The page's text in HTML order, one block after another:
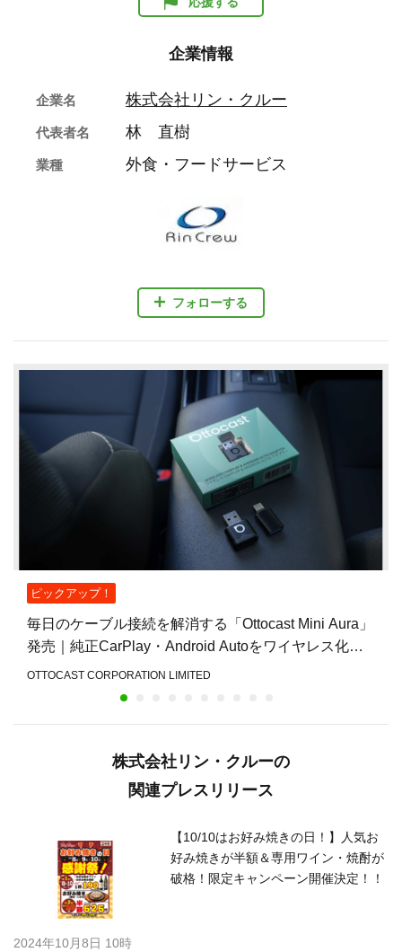
企業情報
フォローする
企業名 株式会社リン・クルー
代表者名 林 直樹
業種 外食・フードサービス
ピックアップ！
毎日のケーブル接続を解消する「Ottocast Mini Aura」
発売｜純正CarPlay・Android Autoをワイヤレス化
し、乗車後すぐ使える快適な車
OTTOCAST CORPORATION LIMITED
株式会社リン・クルーの
関連プレスリリース
【10/10はお好み焼きの日！】人気お
好み焼きが半額＆専用ワイン・焼酎が
破格！限定キャンペーン開催決定！！
2024年10月8日 10時